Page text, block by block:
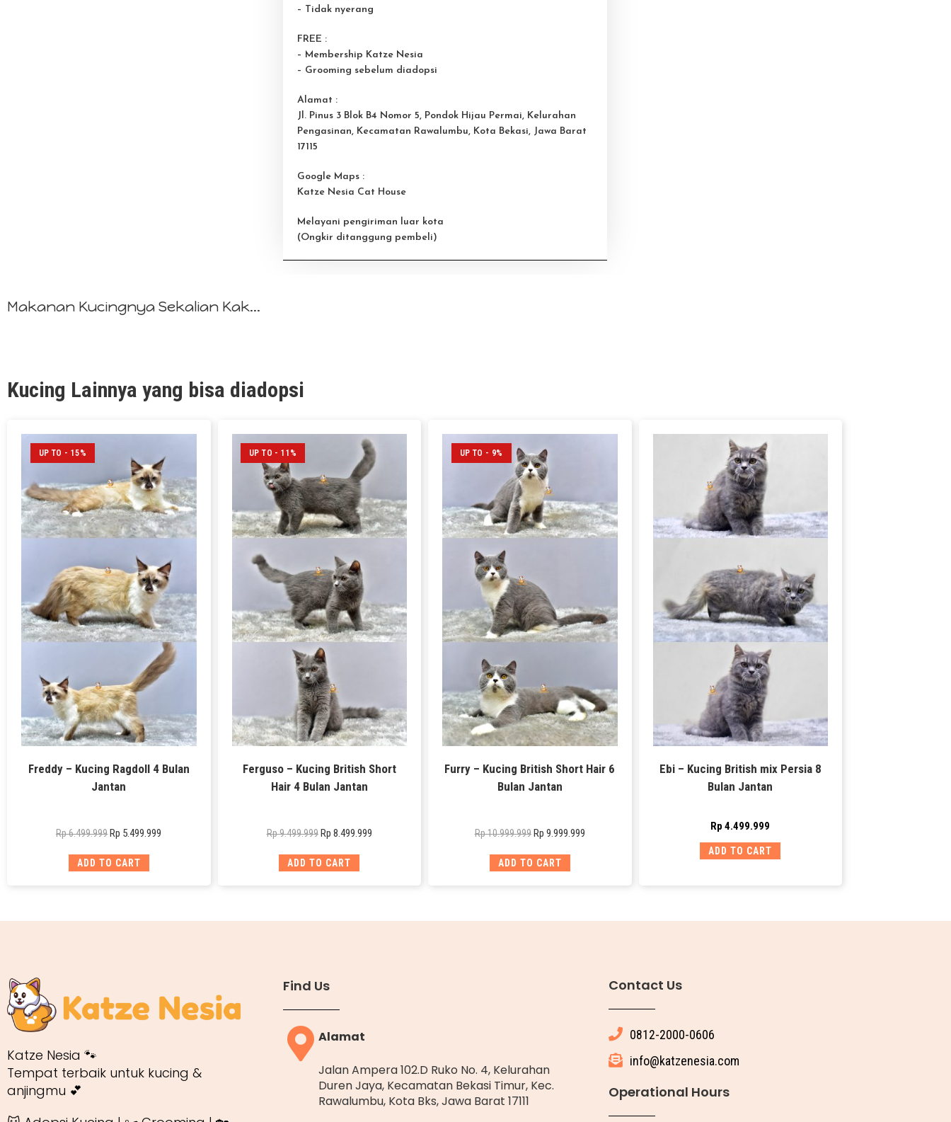
– Tidak nyerang
FREE :
– Membership Katze Nesia
– Grooming sebelum diadopsi
Alamat :
Jl. Pinus 3 Blok B4 Nomor 5, Pondok Hijau Permai, Kelurahan
Pengasinan, Kecamatan Rawalumbu, Kota Bekasi, Jawa Barat
17115
Google Maps :
Katze Nesia Cat House
Melayani pengiriman luar kota
(Ongkir ditanggung pembeli)
Makanan Kucingnya Sekalian Kak...
Kucing Lainnya yang bisa diadopsi
UP TO - 15%
Freddy – Kucing Ragdoll 4 Bulan
Jantan
Rp6.499.999Rp 5.499.999
ADD TO CART
UP TO - 11%
Ferguso – Kucing British Short
Hair 4 Bulan Jantan
Rp9.499.999 Rp 8.499.999
ADD TO CART
UP TO - 9%
Furry – Kucing British Short Hair 6
Bulan Jantan
Rp10.999.999 Rp 9.999.999
ADD TO CART
Ebi – Kucing British mix Persia 8
Bulan Jantan
Rp 4.499.999
ADD TO CART
Katze Nesia 🐾
Tempat terbaik untuk kucing &
anjingmu 💕
Find Us
Alamat
Jalan Ampera 102.D Ruko No. 4, Kelurahan
Duren Jaya, Kecamatan Bekasi Timur, Kec.
Rawalumbu, Kota Bks, Jawa Barat 17111
Contact Us
0812-2000-0606
info@katzenesia.com
Operational Hours